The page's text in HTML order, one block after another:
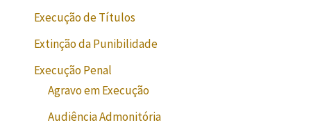
Execução de Títulos
Extinção da Punibilidade
Execução Penal
Agravo em Execução
Audiência Admonitória